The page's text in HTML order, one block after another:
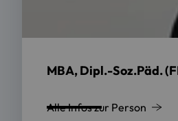
MBA, Dipl.-Soz.Päd.
Alle Infos zur Person